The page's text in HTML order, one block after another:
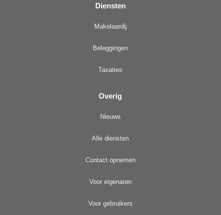
Diensten
Makelaardij
Beleggingen
Taxaties
Overig
Nieuws
Alle diensten
Contact opnemen
Voor eigenaren
Voor gebruikers